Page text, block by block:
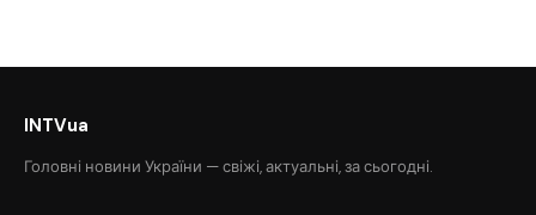
INTVua
Головні новини України — свіжі, актуальні, за сьогодні.